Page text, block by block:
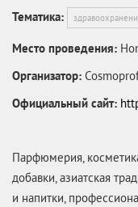
Тематика:
Место проведения:
Организатор:
Официальный сайт:
Парфюмерия,
добавки, азиатская
и напитки,